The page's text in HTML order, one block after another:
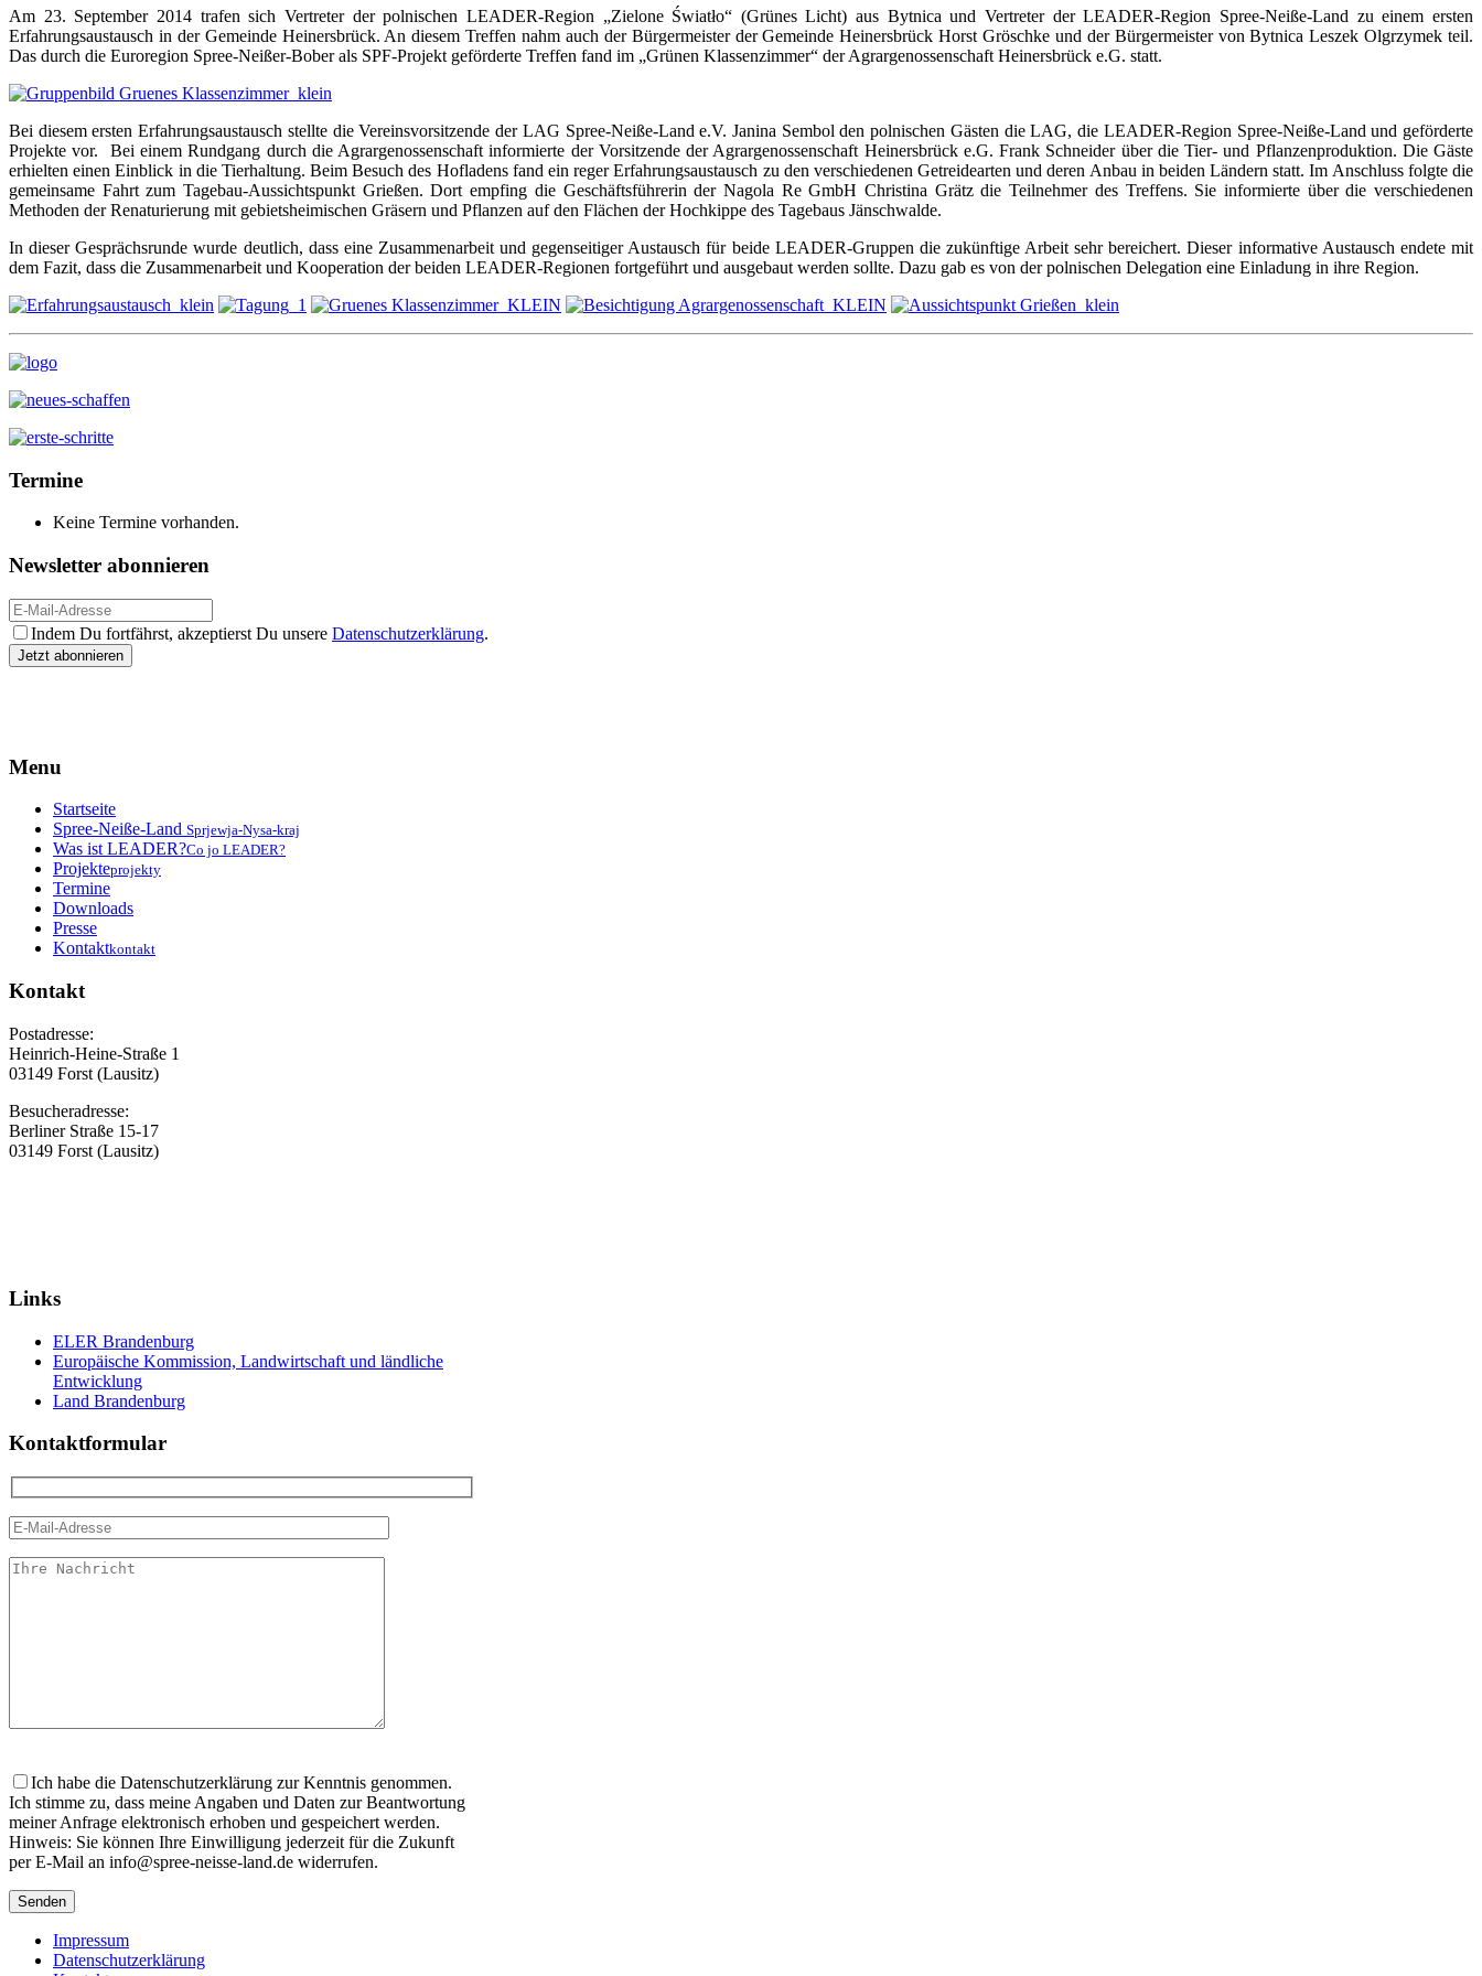
Am 23. September 2014 trafen sich Vertreter der polnischen LEADER-Region „Zielone Światło“ (Grünes Licht) aus Bytnica und Vertreter der LEADER-Region Spree-Neiße-Land zu einem ersten
Erfahrungsaustausch in der Gemeinde Heinersbrück. An diesem Treffen nahm auch der Bürgermeister der Gemeinde Heinersbrück Horst Gröschke und der Bürgermeister von Bytnica Leszek Olgrzymek teil.
Das durch die Euroregion Spree-Neißer-Bober als SPF-Projekt geförderte Treffen fand im „Grünen Klassenzimmer“ der Agrargenossenschaft Heinersbrück e.G. statt.
Bei diesem ersten Erfahrungsaustausch stellte die Vereinsvorsitzende der LAG Spree-Neiße-Land e.V. Janina Sembol den polnischen Gästen die LAG, die LEADER-Region Spree-Neiße-Land und geförderte
Projekte vor. Bei einem Rundgang durch die Agrargenossenschaft informierte der Vorsitzende der Agrargenossenschaft Heinersbrück e.G. Frank Schneider über die Tier- und Pflanzenproduktion. Die Gäste
erhielten einen Einblick in die Tierhaltung. Beim Besuch des Hofladens fand ein reger Erfahrungsaustausch zu den verschiedenen Getreidearten und deren Anbau in beiden Ländern statt. Im Anschluss folgte die
gemeinsame Fahrt zum Tagebau-Aussichtspunkt Grießen. Dort empfing die Geschäftsführerin der Nagola Re GmbH Christina Grätz die Teilnehmer des Treffens. Sie informierte über die verschiedenen
Methoden der Renaturierung mit gebietsheimischen Gräsern und Pflanzen auf den Flächen der Hochkippe des Tagebaus Jänschwalde.
In dieser Gesprächsrunde wurde deutlich, dass eine Zusammenarbeit und gegenseitiger Austausch für beide LEADER-Gruppen die zukünftige Arbeit sehr bereichert. Dieser informative Austausch endete mit
dem Fazit, dass die Zusammenarbeit und Kooperation der beiden LEADER-Regionen fortgeführt und ausgebaut werden sollte. Dazu gab es von der polnischen Delegation eine Einladung in ihre Region.
Termine
Keine Termine vorhanden.
Newsletter abonnieren
Indem Du fortfährst, akzeptierst Du unsere Datenschutzerklärung.
Menu
Startseite
Spree-Neiße-Land Sprjewja-Nysa-kraj
Was ist LEADER?Co jo LEADER?
Projekteprojekty
Termine
Downloads
Presse
Kontaktkontakt
Kontakt
Postadresse:
Heinrich-Heine-Straße 1
03149 Forst (Lausitz)
Besucheradresse:
Berliner Straße 15-17
03149 Forst (Lausitz)
Links
ELER Brandenburg
Europäische Kommission, Landwirtschaft und ländliche
Entwicklung
Land Brandenburg
Kontaktformular
lasse
dieses
Feld
leer.
Ich habe die Datenschutzerklärung zur Kenntnis genommen.
Ich stimme zu, dass meine Angaben und Daten zur Beantwortung
meiner Anfrage elektronisch erhoben und gespeichert werden.
Hinweis: Sie können Ihre Einwilligung jederzeit für die Zukunft
per E-Mail an info@spree-neisse-land.de widerrufen.
Impressum
Datenschutzerklärung